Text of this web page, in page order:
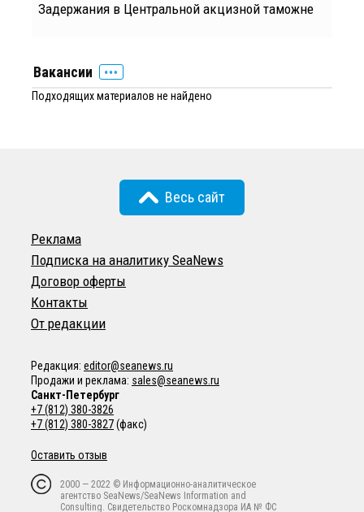
Задержания в Центральной акцизной таможне
Вакансии
Подходящих материалов не найдено
Весь сайт
Реклама
Подписка на аналитику SeaNews
Договор оферты
Контакты
От редакции
Редакция: editor@seanews.ru
Продажи и реклама: sales@seanews.ru
Санкт-Петербург
+7 (812) 380-3826
+7 (812) 380-3827(факс)
Оставить отзыв
2000 — 2022 © Информационно-аналитическое
агентство SeaNews/SeaNews Information and
Consulting. Свидетельство Роскомнадзора ИА № ФС